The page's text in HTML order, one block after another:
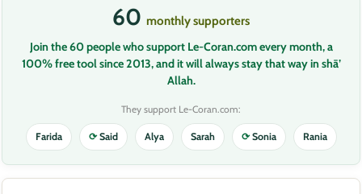
60 monthly supporters
Join the 60 people who support Le-Coran.com every month, a
100% free tool since 2013, and it will always stay that way in shā’
Allah.
They support Le-Coran.com:
Farida ⟳Said Alya Sarah ⟳Sonia Rania